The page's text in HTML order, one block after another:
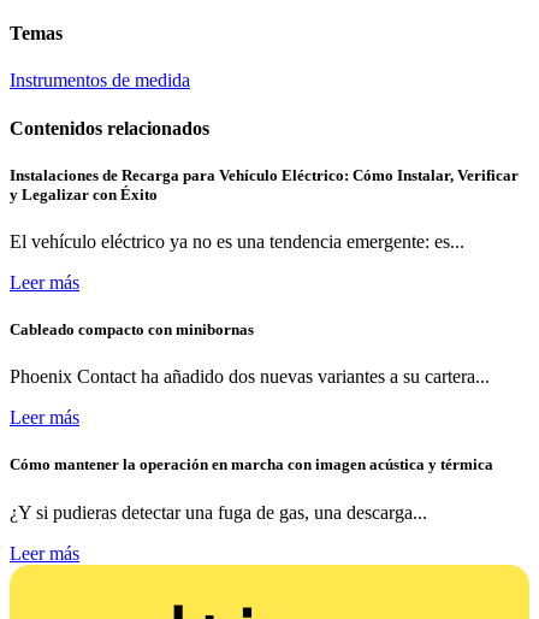
Temas
Instrumentos de medida
Contenidos relacionados
Instalaciones de Recarga para Vehículo Eléctrico: Cómo Instalar, Verificar
y Legalizar con Éxito
El vehículo eléctrico ya no es una tendencia emergente: es...
Leer más
Cableado compacto con minibornas
Phoenix Contact ha añadido dos nuevas variantes a su cartera...
Leer más
Cómo mantener la operación en marcha con imagen acústica y térmica
¿Y si pudieras detectar una fuga de gas, una descarga...
Leer más